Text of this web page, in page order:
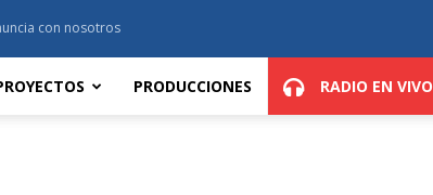
con nosotros
PRODUCCIONES RADIO EN VIVO